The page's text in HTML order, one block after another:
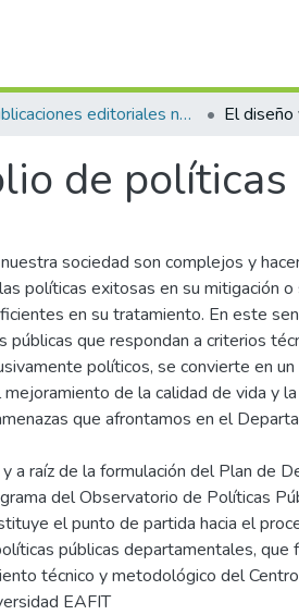
Publicaciones editoriales no especializadas
de políticas
sociedad son complejos y
políticas exitosas en su mitigación o
en su tratamiento. En este
públicas que respondan a criterios
políticos, se convierte en un
de la calidad de vida y la
que afrontamos en el
a raíz de la formulación del Plan de
del Observatorio de Políticas
el punto de partida hacia el
públicas departamentales, que
técnico y metodológico del
EAFIT